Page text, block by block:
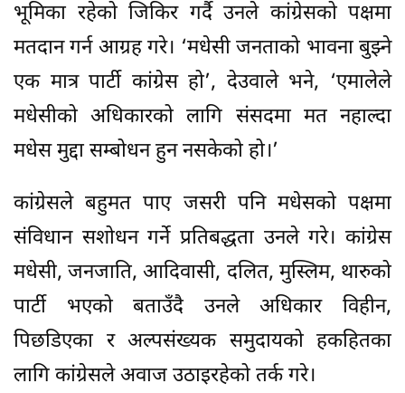
भूमिका रहेको जिकिर गर्दै उनले कांग्रेसको पक्षमा
मतदान गर्न आग्रह गरे। ‘मधेसी जनताको भावना बुझ्ने
एक मात्र पार्टी कांग्रेस हो’, देउवाले भने, ‘एमालेले
मधेसीको अधिकारको लागि संसदमा मत नहाल्दा
मधेस मुद्दा सम्बोधन हुन नसकेको हो।’
कांग्रेसले बहुमत पाए जसरी पनि मधेसको पक्षमा
संविधान सशोधन गर्ने प्रतिबद्धता उनले गरे। कांग्रेस
मधेसी, जनजाति, आदिवासी, दलित, मुस्लिम, थारुको
पार्टी भएको बताउँदै उनले अधिकार विहीन,
पिछडिएका र अल्पसंख्यक समुदायको हकहितका
लागि कांग्रेसले अवाज उठाइरहेको तर्क गरे।